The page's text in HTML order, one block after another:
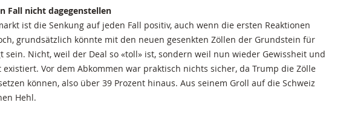
Fall nicht dagegenstellen
ist die Senkung auf jeden Fall positiv, auch wenn die ersten Reaktionen
grundsätzlich könnte mit den neuen gesenkten Zöllen der Grundstein für
sein. Nicht, weil der Deal so «toll» ist, sondern weil nun wieder Gewissheit und
Vor dem Abkommen war praktisch nichts sicher, da Trump die Zölle
können, also über 39 Prozent hinaus. Aus seinem Groll auf die Schweiz
Hehl.